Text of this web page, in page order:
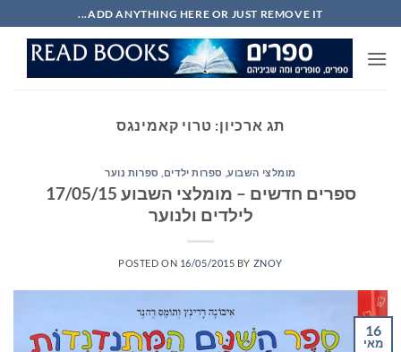
to
content
ADD ANYTHING HERE OR JUST REMOVE IT...
תג ארכיון: טרוי קאמינגס
מומלצי השבוע, ספרות ילדים ספרות נוער
ספרים חדשים – מומלצי השבוע 17/05/15
לילדים ולנוער
POSTED ON 16/05/2015 BY ZNOY
16
מאי